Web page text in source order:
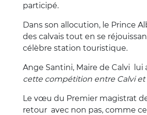
participé.
Dans son allocution, le Prince
des calvais tout en se
célèbre station touristique.
Ange Santini, Maire de Calvi lui
cette compétition entre Calvi et
Le vœu du Premier magistrat
retour avec non pas, comme